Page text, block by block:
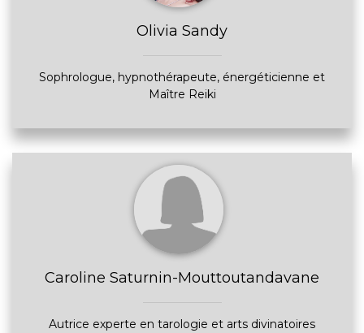
Olivia Sandy
Sophrologue, hypnothérapeute, énergéticienne et
Maître Reiki
Caroline Saturnin-Mouttoutandavane
Autrice experte en tarologie et arts divinatoires